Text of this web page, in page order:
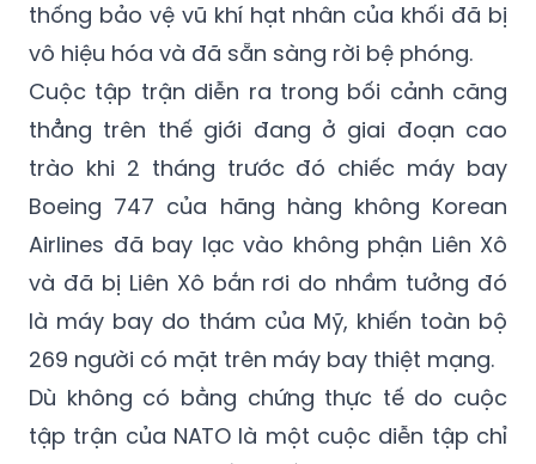
việc NATO đẩy mức báo động quân sự lên
thành DEFCON-1 - mức báo động mà hệ
thống bảo vệ vũ khí hạt nhân của khối đã bị
vô hiệu hóa và đã sẵn sàng rời bệ phóng.
Cuộc tập trận diễn ra trong bối cảnh căng
thẳng trên thế giới đang ở giai đoạn cao
trào khi 2 tháng trước đó chiếc máy bay
Boeing 747 của hãng hàng không Korean
Airlines đã bay lạc vào không phận Liên Xô
và đã bị Liên Xô bắn rơi do nhầm tưởng đó
là máy bay do thám của Mỹ, khiến toàn bộ
269 người có mặt trên máy bay thiệt mạng.